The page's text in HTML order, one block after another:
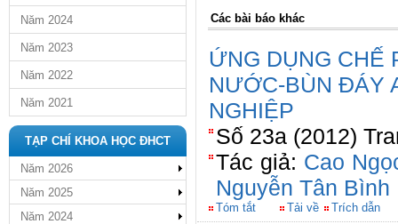
Năm 2024
Năm 2023
Năm 2022
Năm 2021
TẠP CHÍ KHOA HỌC ĐHCT
Năm 2026
Năm 2025
Năm 2024
Các bài báo khác
ỨNG DỤNG CHẾ
NƯỚC-BÙN ĐÁY
NGHIỆP
Số 23a (2012)
Tác giả: Cao
Nguyễn Tân Bình
Tóm tắt Tải về Trích dẫn